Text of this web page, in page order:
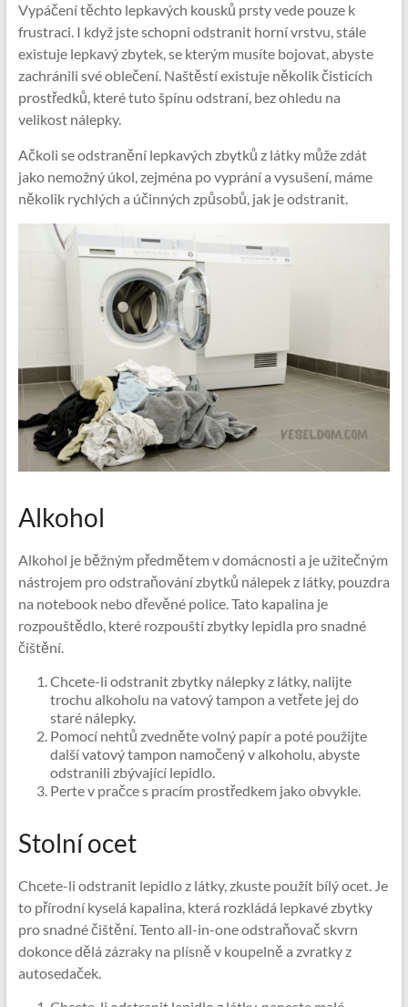
Vypáčení těchto lepkavých kousků prsty vede pouze k
frustraci. I když jste schopni odstranit horní vrstvu, stále
existuje lepkavý zbytek, se kterým musíte bojovat, abyste
zachránili své oblečení. Naštěstí existuje několik čisticích
prostředků, které tuto špínu odstraní, bez ohledu na
velikost nálepky.
Ačkoli se odstranění lepkavých zbytků z látky může zdát
jako nemožný úkol, zejména po vyprání a vysušení, máme
několik rychlých a účinných způsobů, jak je odstranit.
Alkohol
Alkohol je běžným předmětem v domácnosti a je užitečným
nástrojem pro odstraňování zbytků nálepek z látky, pouzdra
na notebook nebo dřevěné police. Tato kapalina je
rozpouštědlo, které rozpouští zbytky lepidla pro snadné
čištění.
Chcete-li odstranit zbytky nálepky z látky, nalijte
trochu alkoholu na vatový tampon a vetřete jej do
staré nálepky.
Pomocí nehtů zvedněte volný papír a poté použijte
další vatový tampon namočený v alkoholu, abyste
odstranili zbývající lepidlo.
Perte v pračce s pracím prostředkem jako obvykle.
Stolní ocet
Chcete-li odstranit lepidlo z látky, zkuste použít bílý ocet. Je
to přírodní kyselá kapalina, která rozkládá lepkavé zbytky
pro snadné čištění. Tento all-in-one odstraňovač skvrn
dokonce dělá zázraky na plísně v koupelně a zvratky z
autosedaček.